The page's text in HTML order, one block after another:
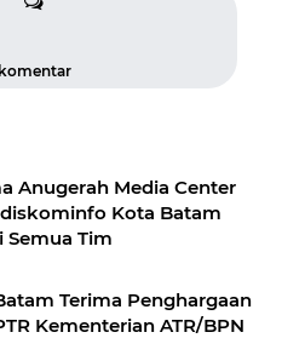
komentar
Anugerah Media Center
Kota Batam
Semua Tim
Terima Penghargaan
Kementerian ATR/BPN